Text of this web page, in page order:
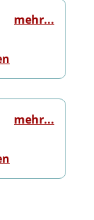
mehr...
mehr...